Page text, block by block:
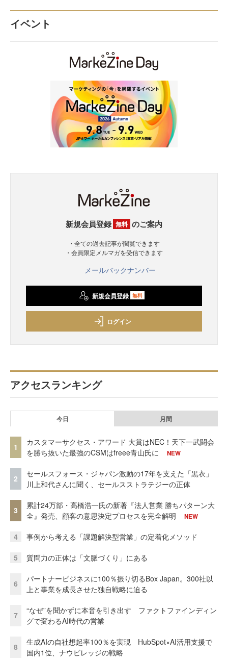
イベント
新規会員登録 無料 のご案内
・全ての過去記事が閲覧できます
・会員限定メルマガを受信できます
メールバックナンバー
新規会員登録 無料
ログイン
アクセスランキング
今日 月間
1
カスタマーサクセス・アワード 大賞はNEC！天下一武闘会
を勝ち抜いた最強のCSMはfreee青山氏に
NEW
2
セールスフォース・ジャパン激動の17年を支えた「黒衣」
川上和代さんに聞く、セールスストラテジーの正体
3
累計24万部・高橋浩一氏の新著『法人営業 勝ちパターン大
全』発売、顧客の意思決定プロセスを完全解明
NEW
4 事例から考える「課題解決型営業」の定着化メソッド
5 質問力の正体は「文脈づくり」にある
6
パートナービジネスに100％振り切るBox Japan。300社以
上と事業を成長させた独自戦略に迫る
7
“なぜ”を聞かずに本音を引き出す ファクトファインディン
グで変わるAI時代の営業
8
生成AIの自社想起率100％を実現 HubSpot×AI活用支援で
国内1位、ナウビレッジの戦略